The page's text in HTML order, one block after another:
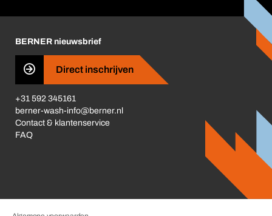
Business Conduct
BERNER nieuwsbrief
Direct inschrijven
+31 592 345161
berner-wash-info@berner.nl
Contact & klantenservice
FAQ